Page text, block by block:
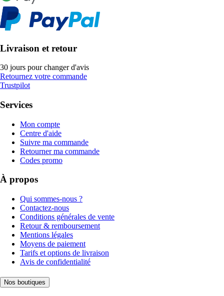
Livraison et retour
30 jours pour changer d'avis
Retournez votre commande
Trustpilot
Services
Mon compte
Centre d'aide
Suivre ma commande
Retourner ma commande
Codes promo
À propos
Qui sommes-nous ?
Contactez-nous
Conditions générales de vente
Retour & remboursement
Mentions légales
Moyens de paiement
Tarifs et options de livraison
Avis de confidentialité
Nos boutiques